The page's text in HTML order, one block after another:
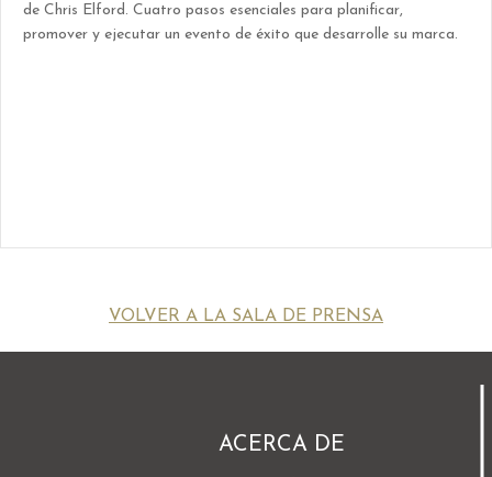
de Chris Elford. Cuatro pasos esenciales para planificar,
promover y ejecutar un evento de éxito que desarrolle su marca.
VOLVER A LA SALA DE PRENSA
ACERCA DE